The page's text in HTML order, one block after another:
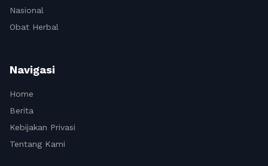
Nasional
Obat Herbal
Navigasi
Home
Berita
Kebijakan Privasi
Tentang Kami